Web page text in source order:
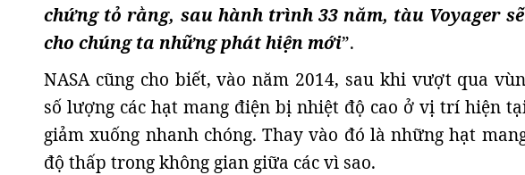
chứng tỏ rằng, sau hành trình 33 năm, tàu Voyager
cho chúng ta những phát hiện mới”.
NASA cũng cho biết, vào năm 2014, sau khi vượt qua
số lượng các hạt mang điện bị nhiệt độ cao ở vị trí hiện
giảm xuống nhanh chóng. Thay vào đó là những hạt
độ thấp trong không gian giữa các vì sao.